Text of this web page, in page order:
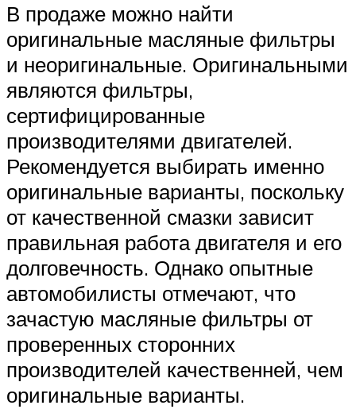
В продаже можно найти
оригинальные масляные фильтры
и неоригинальные. Оригинальными
являются фильтры,
сертифицированные
производителями двигателей.
Рекомендуется выбирать именно
оригинальные варианты, поскольку
от качественной смазки зависит
правильная работа двигателя и его
долговечность. Однако опытные
автомобилисты отмечают, что
зачастую масляные фильтры от
проверенных сторонних
производителей качественней, чем
оригинальные варианты.